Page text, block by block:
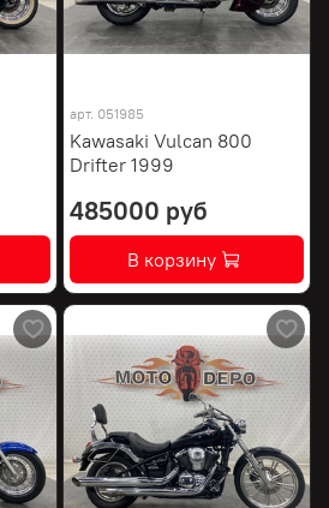
арт. 051985
Kawasaki Vulcan 800
Drifter 1999
485000 руб
В корзину